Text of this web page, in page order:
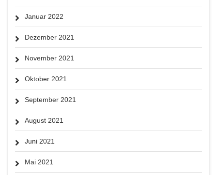
Januar 2022
Dezember 2021
November 2021
Oktober 2021
September 2021
August 2021
Juni 2021
Mai 2021